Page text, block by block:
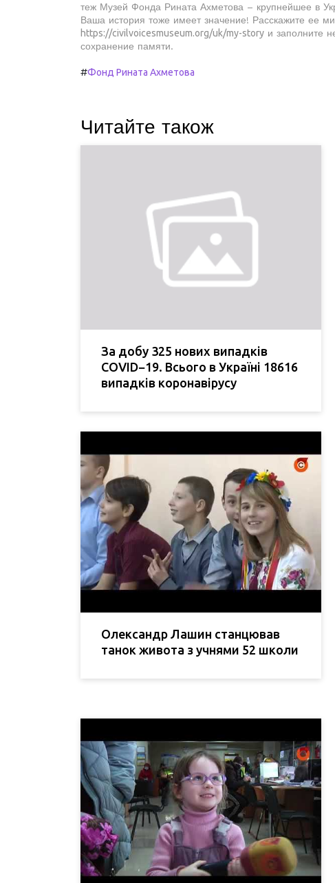
теж Музей Фонда Рината Ахметова – крупнейшее в
Ваша история тоже имеет значение! Расскажите ее
https://civilvoicesmuseum.org/uk/my-story и заполните
сохранение памяти.
#Фонд Рината Ахметова
Читайте також
За добу 325 нових випадків
COVID−19. Всього в Україні 18616
випадків коронавірусу
Олександр Лашин станцював
танок живота з учнями 52 школи